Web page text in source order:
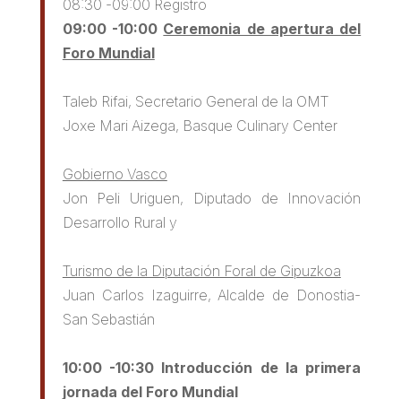
08:30 -09:00 Registro
09:00 -10:00 Ceremonia de apertura del
Foro Mundial
Taleb Rifai, Secretario General de la OMT
Joxe Mari Aizega, Basque Culinary Center
Gobierno Vasco
Jon Peli Uriguen, Diputado de Innovación
Desarrollo Rural y
Turismo de la Diputación Foral de Gipuzkoa
Juan Carlos Izaguirre, Alcalde de Donostia-
San Sebastián
10:00 -10:30 Introducción de la primera
jornada del Foro Mundial